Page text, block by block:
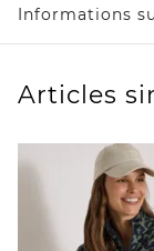
Informations
Articles